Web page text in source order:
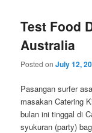
Test Food
Australia
Posted onJuly 12,
Pasangan surfer
masakan Catering
bulan ini tinggal di
syukuran (party)